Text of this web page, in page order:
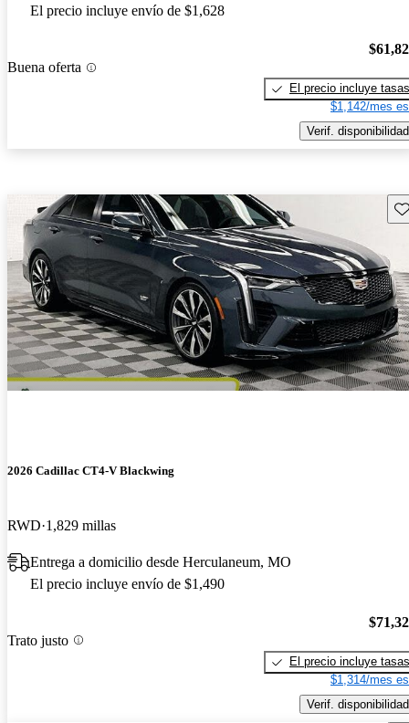
El precio incluye envío de $1,628
Buena oferta
El precio incluye tasas
$1,142/mes
Verif. disponibilidad
2026 Cadillac CT4-V Blackwing
RWD 1,829 millas
Entrega a domicilio desde Herculaneum, MO
El precio incluye envío de $1,490
Trato justo
El precio incluye tasas
$1,314/mes
Verif. disponibilidad